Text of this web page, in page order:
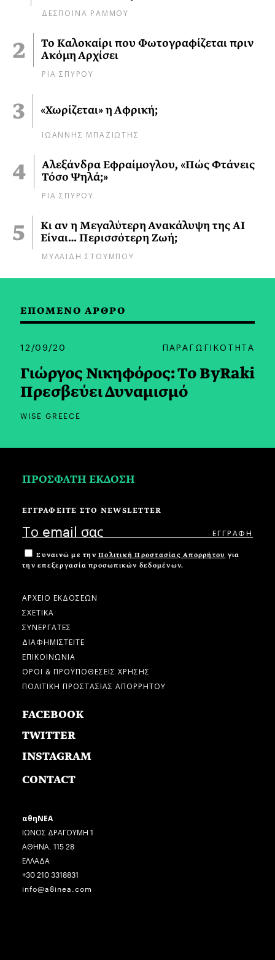
ΔΕΣΠΟΙΝΑ ΡΑΜΜΟΥ
Το Καλοκαίρι που Φωτογραφίζεται πριν
Ακόμη Αρχίσει
ΡΙΑ ΣΠΥΡΟΥ
«Χωρίζεται» η Αφρική;
ΙΩΑΝΝΗΣ ΜΠΑΖΙΩΤΗΣ
Αλεξάνδρα Εφραίμογλου, «Πώς Φτάνεις
Τόσο Ψηλά;»
ΡΙΑ ΣΠΥΡΟΥ
Κι αν η Μεγαλύτερη Ανακάλυψη της AI
Είναι… Περισσότερη Ζωή;
ΜΥΛΑΙΔΗ ΣΤΟΥΜΠΟΥ
ΕΠΟΜΕΝΟ ΑΡΘΡΟ
12/09/20 ΠΑΡΑΓΩΓΙΚΟΤΗΤΑ
Γιώργος Νικηφόρος: Το ByRaki
Πρεσβεύει Δυναμισμό
WISE GREECE
ΠΡΟΣΦΑΤΗ ΕΚΔΟΣΗ
ΕΓΓΡΑΦΕΙΤΕ ΣΤΟ NEWSLETTER
Συναινώ με την Πολιτική Προστασίας Απορρήτου για
την επεξεργασία προσωπικών δεδομένων.
ΑΡΧΕΙΟ ΕΚΔΟΣΕΩΝ
ΣΧΕΤΙΚΑ
ΣΥΝΕΡΓΑΤΕΣ
ΔΙΑΦΗΜΙΣΤΕΙΤΕ
ΕΠΙΚΟΙΝΩΝΙΑ
ΟΡΟΙ & ΠΡΟΫΠΟΘΕΣΕΙΣ ΧΡΗΣΗΣ
ΠΟΛΙΤΙΚΗ ΠΡΟΣΤΑΣΙΑΣ ΑΠΟΡΡΗΤΟΥ
FACEBOOK
TWITTER
INSTAGRAM
CONTACT
αθηΝΕΑ
ΙΩΝΟΣ ΔΡΑΓΟΥΜΗ 1
ΑΘΗΝΑ, 115 28
ΕΛΛΑΔΑ
+30 210 3318831
info@a8inea.com